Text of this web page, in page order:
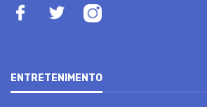
ENTRETENIMENTO